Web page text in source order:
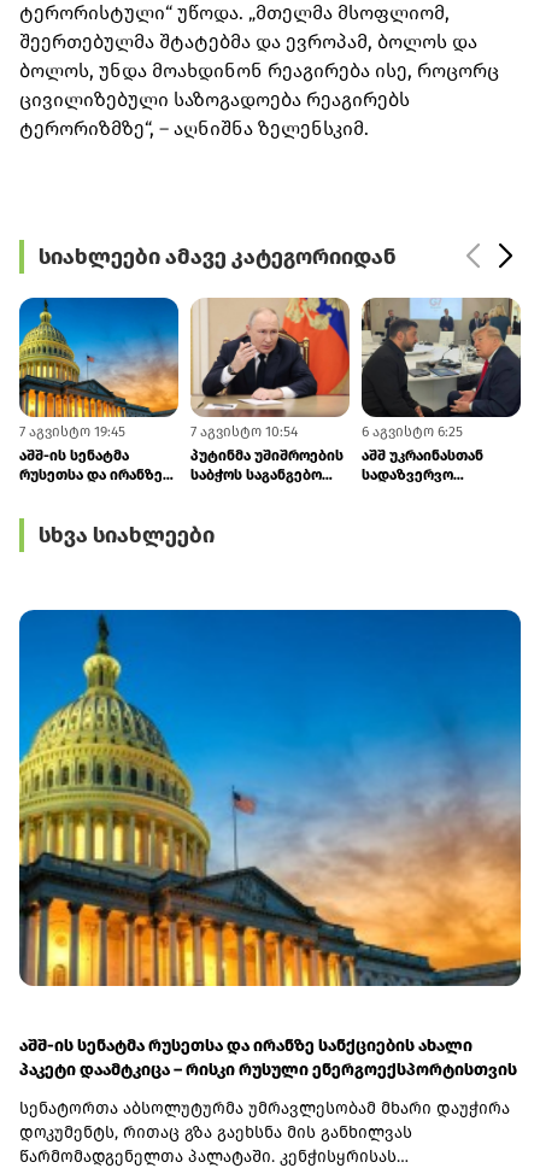
ტერორისტული“ უწოდა. „მთელმა მსოფლიომ,
შეერთებულმა შტატებმა და ევროპამ, ბოლოს და
ბოლოს, უნდა მოახდინონ რეაგირება ისე, როცორც
ცივილიზებული საზოგადოება რეაგირებს
ტერორიზმზე“, – აღნიშნა ზელენსკიმ.
სიახლეები ამავე კატეგორიიდან
7 აგვისტო 19:45
აშშ-ის სენატმა
რუსეთსა და ირანზე
რისკი რუსული
ენერგოექსპორტისთვის
7 აგვისტო 10:54
პუტინმა უშიშროების
საბჭოს საგანგებო
6 აგვისტო 6:25
აშშ უკრაინასთან
სადაზვერვო
სხვა სიახლეები
აშშ-ის სენატმა რუსეთსა და ირანზე სანქციების ახალი
პაკეტი დაამტკიცა – რისკი რუსული ენერგოექსპორტისთვის
სენატორთა აბსოლუტურმა უმრავლესობამ მხარი დაუჭირა
დოკუმენტს, რითაც გზა გაეხსნა მის განხილვას
წარმომადგენელთა პალატაში. კენჭისყრისას